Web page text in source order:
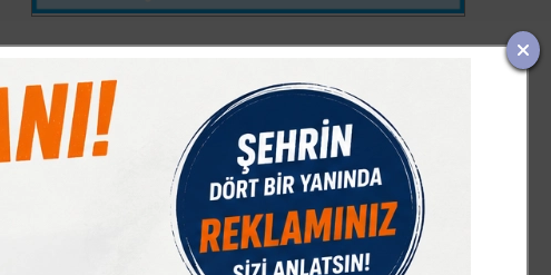
17603,28
%0,44
54,95
% 0,00
6491,70
% 0,00